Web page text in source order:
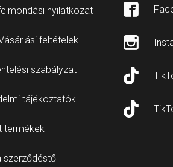
nyilatkozat
feltételek
szabályzat
tájékoztatók
termékek
szerződéstől